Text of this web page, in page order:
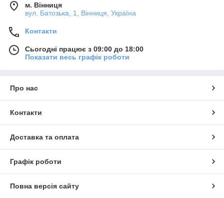
м. Вінниця
вул. Батозька, 1, Вінниця, Україна
Контакти
Сьогодні працює з 09:00 до 18:00
Показати весь графік роботи
Про нас
Контакти
Доставка та оплата
Графік роботи
Повна версія сайту